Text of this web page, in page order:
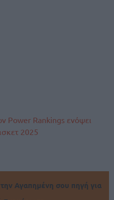
Power Rankings ενόψει
2025
την Αγαπημένη σου πηγή για